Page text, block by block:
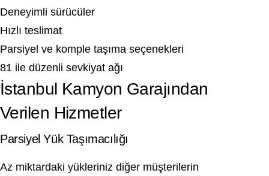
Deneyimli sürücüler
Hızlı teslimat
Parsiyel ve komple taşıma seçenekleri
81 ile düzenli sevkiyat ağı
İstanbul Kamyon Garajından
Verilen Hizmetler
Parsiyel Yük Taşımacılığı
Az miktardaki yükleriniz diğer müşterilerin